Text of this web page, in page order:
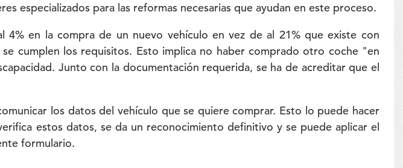
especializados para las reformas necesarias que ayudan en este proceso.
en la compra de un nuevo vehículo en vez de al 21% que existe con
cumplen los requisitos. Esto implica no haber comprado otro coche "en
Junto con la documentación requerida, se ha de acreditar que el
los datos del vehículo que se quiere comprar. Esto lo puede hacer
estos datos, se da un reconocimiento definitivo y se puede aplicar el
formulario.